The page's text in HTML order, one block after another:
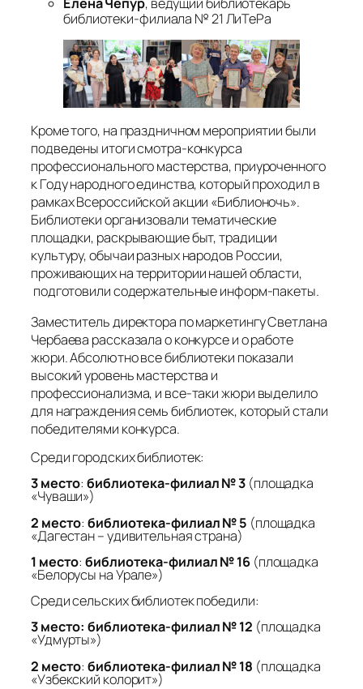
библиотеки-филиала № 21 ЛиТеРа
Кроме того, на праздничном мероприятии были
подведены итоги смотра-конкурса
профессионального мастерства, приуроченного
к Году народного единства, который проходил в
рамках Всероссийской акции «Библионочь».
Библиотеки организовали тематические
площадки, раскрывающие быт, традиции
культуру, обычаи разных народов России,
проживающих на территории нашей области,
подготовили содержательные информ-пакеты.
Заместитель директора по маркетингу Светлана
Чербаева рассказала о конкурсе и о работе
жюри. Абсолютно все библиотеки показали
высокий уровень мастерства и
профессионализма, и все-таки жюри выделило
для награждения семь библиотек, который стали
победителями конкурса.
Среди городских библиотек:
3 место:библиотека-филиал № 3 (площадка
«Чуваши»)
2 место:библиотека-филиал № 5 (площадка
«Дагестан – удивительная страна)
1 место:библиотека-филиал № 16(площадка
«Белорусы на Урале»)
Среди сельских библиотек победили:
3 место: библиотека-филиал № 12 (площадка
«Удмурты»)
2 место:библиотека-филиал № 18 (площадка
«Узбекский колорит»)